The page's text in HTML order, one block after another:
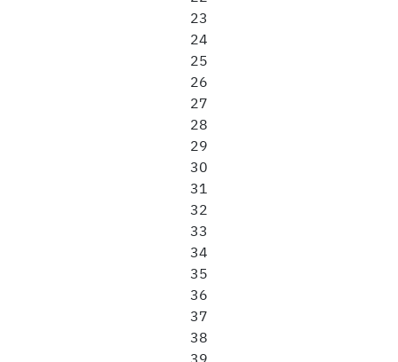
23
24
25
26
27
28
29
30
31
32
33
34
35
36
37
38